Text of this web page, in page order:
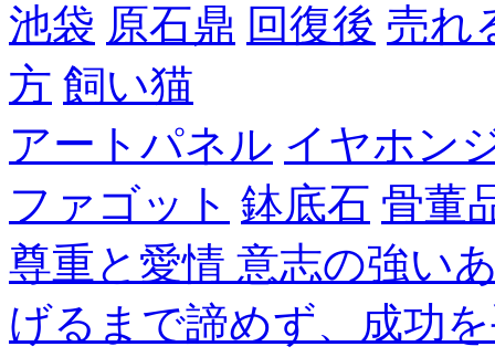
池袋 原石鼎 回復後 売れ
方 飼い猫
アートパネル イヤホン
ファゴット 鉢底石 骨董
尊重と愛情 意志の強い
げるまで諦めず、成功